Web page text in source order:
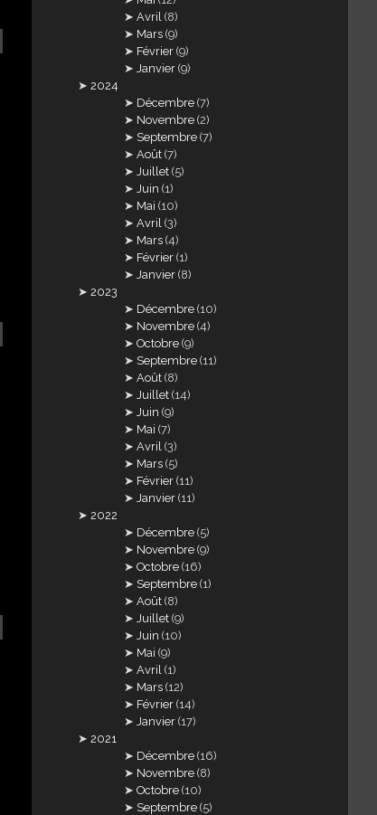
Avril (8)
Mars (9)
Février (9)
Janvier (9)
2024
Décembre (7)
Novembre (2)
Septembre (7)
Août (7)
Juillet (5)
Juin (1)
Mai (10)
Avril (3)
Mars (4)
Février (1)
Janvier (8)
2023
Décembre (10)
Novembre (4)
Octobre (9)
Septembre (11)
Août (8)
Juillet (14)
Juin (9)
Mai (7)
Avril (3)
Mars (5)
Février (11)
Janvier (11)
2022
Décembre (5)
Novembre (9)
Octobre (16)
Septembre (1)
Août (8)
Juillet (9)
Juin (10)
Mai (9)
Avril (1)
Mars (12)
Février (14)
Janvier (17)
2021
Décembre (16)
Novembre (8)
Octobre (10)
Septembre (5)